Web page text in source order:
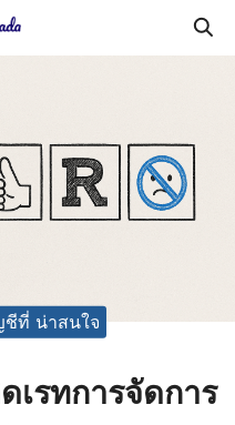
ที่ น่าสนใจ
เรทการจัดการ